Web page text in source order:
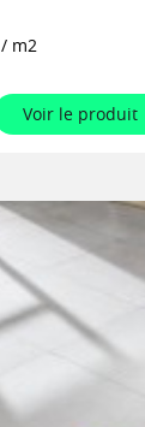
/ m2
Voir le produit